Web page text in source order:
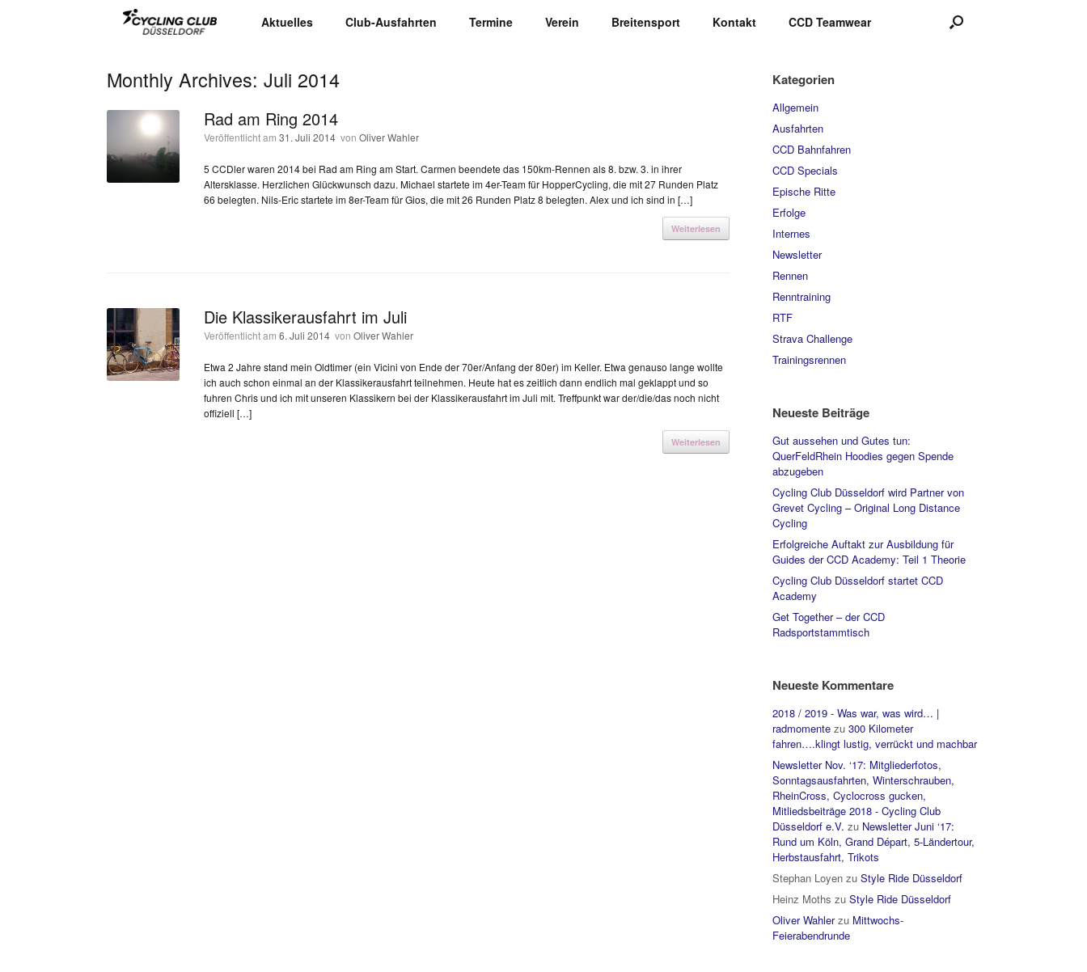
Aktuelles Club-Ausfahrten Termine Verein Breitensport Kontakt CCD Teamwear
Monthly Archives: Juli 2014
Rad am Ring 2014
Veröffentlicht am31. Juli 2014 vonOliver Wahler
5 CCDler waren 2014 bei Rad am Ring am Start. Carmen beendete das 150km-Rennen als 8. bzw. 3. in ihrer
Altersklasse. Herzlichen Glückwunsch dazu. Michael startete im 4er-Team für HopperCycling, die mit 27 Runden Platz
66 belegten. Nils-Eric startete im 8er-Team für Gios, die mit 26 Runden Platz 8 belegten. Alex und ich sind in […]
Weiterlesen
Die Klassikerausfahrt im Juli
Veröffentlicht am6. Juli 2014 vonOliver Wahler
Etwa 2 Jahre stand mein Oldtimer (ein Vicini von Ende der 70er/Anfang der 80er) im Keller. Etwa genauso lange wollte
ich auch schon einmal an der Klassikerausfahrt teilnehmen. Heute hat es zeitlich dann endlich mal geklappt und so
fuhren Chris und ich mit unseren Klassikern bei der Klassikerausfahrt im Juli mit. Treffpunkt war der/die/das noch nicht
offiziell […]
Weiterlesen
Kategorien
Allgemein
Ausfahrten
CCD Bahnfahren
CCD Specials
Epische Ritte
Erfolge
Internes
Newsletter
Rennen
Renntraining
RTF
Strava Challenge
Trainingsrennen
Neueste Beiträge
Gut aussehen und Gutes tun:
QuerFeldRhein Hoodies gegen Spende
abzugeben
Cycling Club Düsseldorf wird Partner von
Grevet Cycling – Original Long Distance
Cycling
Erfolgreiche Auftakt zur Ausbildung für
Guides der CCD Academy: Teil 1 Theorie
Cycling Club Düsseldorf startet CCD
Academy
Get Together – der CCD
Radsportstammtisch
Neueste Kommentare
2018 / 2019 - Was war, was wird… |
radmomente zu300 Kilometer
fahren….klingt lustig, verrückt und machbar
Newsletter Nov. ‘17: Mitgliederfotos,
Sonntagsausfahrten, Winterschrauben,
RheinCross, Cyclocross gucken,
Mitliedsbeiträge 2018 - Cycling Club
Düsseldorf e.V. zu Newsletter Juni ‘17:
Rund um Köln, Grand Départ, 5-Ländertour,
Herbstausfahrt, Trikots
Stephan Loyen zuStyle Ride Düsseldorf
Heinz Moths zuStyle Ride Düsseldorf
Oliver Wahlerzu Mittwochs-
Feierabendrunde